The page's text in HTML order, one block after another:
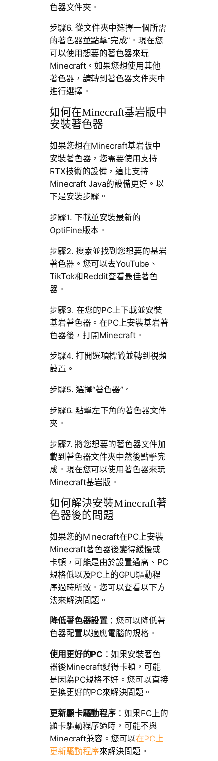
色器文件夾。
步驟6. 從文件夾中選擇一個所需
的著色器並點擊“完成”。現在您
可以使用想要的著色器來玩
Minecraft。如果您想使用其他
著色器，請轉到著色器文件夾中
進行選擇。
如何在Minecraft基岩版中
安裝著色器
如果您想在Minecraft基岩版中
安裝著色器，您需要使用支持
RTX技術的設備，這比支持
Minecraft Java的設備更好。以
下是安裝步驟。
步驟1. 下載並安裝最新的
OptiFine版本。
步驟2. 搜索並找到您想要的基岩
著色器。您可以去YouTube、
TikTok和Reddit查看最佳著色
器。
步驟3. 在您的PC上下載並安裝
基岩著色器。在PC上安裝基岩著
色器後，打開Minecraft。
步驟4. 打開選項標籤並轉到視頻
設置。
步驟5. 選擇“著色器”。
步驟6. 點擊左下角的著色器文件
夾。
步驟7. 將您想要的著色器文件加
載到著色器文件夾中然後點擊完
成。現在您可以使用著色器來玩
Minecraft基岩版。
如何解決安裝Minecraft著
色器後的問題
如果您的Minecraft在PC上安裝
Minecraft著色器後變得緩慢或
卡頓，可能是由於設置過高、PC
規格低以及PC上的GPU驅動程
序過時所致。您可以查看以下方
法來解決問題。
降低著色器設置：您可以降低著
色器配置以適應電腦的規格。
使用更好的PC ：如果安裝著色
器後Minecraft變得卡頓，可能
是因為PC規格不好。您可以直接
更換更好的PC來解決問題。
更新顯卡驅動程序：如果PC上的
顯卡驅動程序過時，可能不與
Minecraft兼容。您可以在PC上
更新驅動程序來解決問題。